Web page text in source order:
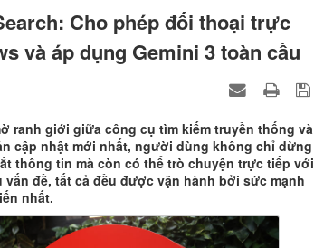
Cho phép đối thoại trực
và áp dụng Gemini 3 toàn cầu
ranh giới giữa công cụ tìm kiếm truyền thống và
cập nhật mới nhất, người dùng không chỉ dừng
thông tin mà còn có thể trò chuyện trực tiếp với
vấn đề, tất cả đều được vận hành bởi sức mạnh
nhất.